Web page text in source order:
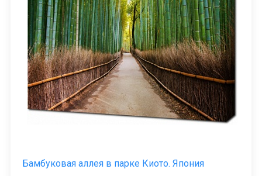
Бамбуковая аллея в парке Киото. Япония